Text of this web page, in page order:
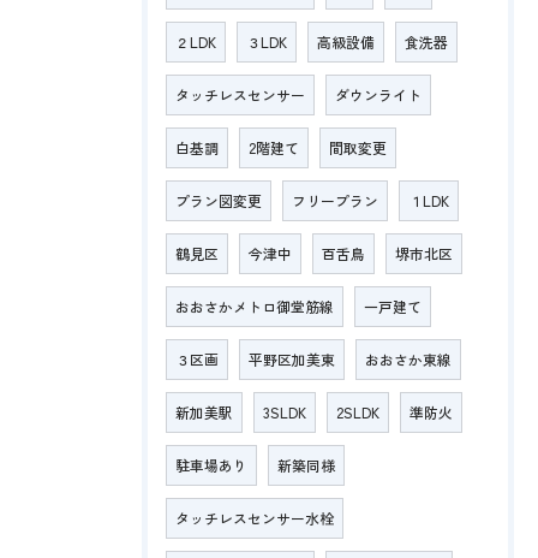
２LDK ３LDK 高級設備 食洗器
タッチレスセンサー ダウンライト
白基調 2階建て 間取変更
プラン図変更 フリープラン １LDK
鶴見区 今津中 百舌鳥 堺市北区
おおさかメトロ御堂筋線 一戸建て
３区画 平野区加美東 おおさか東線
新加美駅 3SLDK 2SLDK 準防火
駐車場あり 新築同様
タッチレスセンサー水栓